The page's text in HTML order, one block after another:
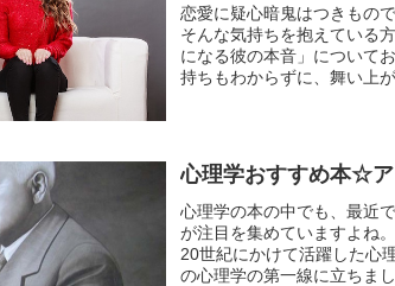
恋愛に疑心暗鬼はつきもの
そんな気持ちを抱えている
になる彼の本音」について
持ちもわからずに、舞い上
心理学おすすめ本☆
心理学の本の中でも、最近
が注目を集めていますよね
20世紀にかけて活躍した心
の心理学の第一線に立ちま